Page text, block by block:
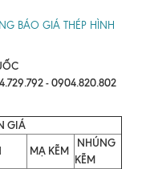
BÁO GIÁ THÉP HÌNH
- 0904.820.802
GIÁ
MẠ KẼM
NHÚNG
KẼM